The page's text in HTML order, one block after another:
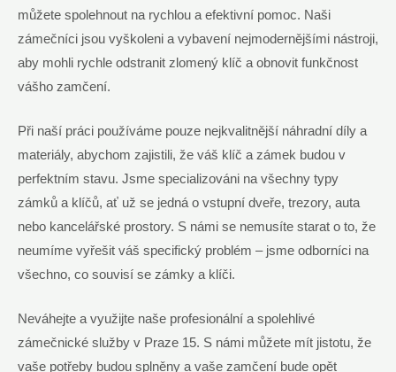
můžete spolehnout na rychlou a efektivní pomoc. Naši
zámečníci jsou vyškoleni a vybavení nejmodernějšími nástroji,
aby mohli rychle odstranit zlomený klíč a obnovit funkčnost
vášho zamčení.
Při naší práci používáme pouze nejkvalitnější náhradní díly a
materiály, abychom zajistili, že váš klíč a zámek budou v
perfektním stavu. Jsme specializováni na všechny typy
zámků a klíčů, ať už se jedná o vstupní dveře, trezory, auta
nebo kancelářské prostory. S námi se nemusíte starat o to, že
neumíme vyřešit váš specifický problém – jsme odborníci na
všechno, co souvisí se zámky a klíči.
Neváhejte a využijte naše profesionální a spolehlivé
zámečnické služby v Praze 15. S námi můžete mít jistotu, že
vaše potřeby budou splněny a vaše zamčení bude opět